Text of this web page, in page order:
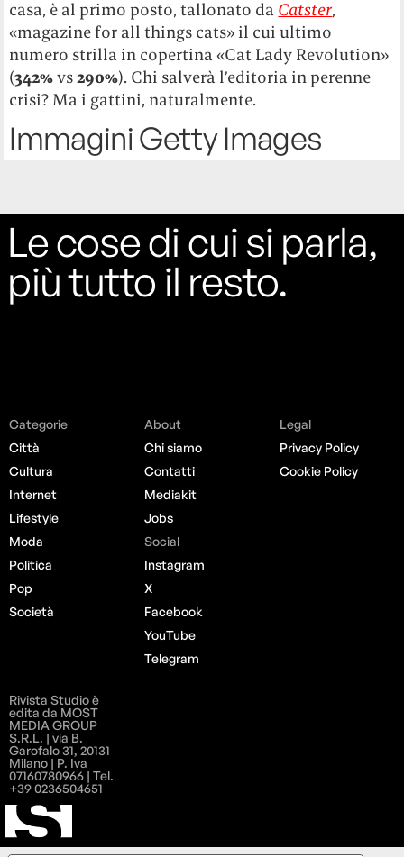
casa, è al primo posto, tallonato da Catster,
«magazine for all things cats» il cui ultimo
numero strilla in copertina «Cat Lady Revolution»
(342%vs290%). Chi salverà l’editoria in perenne
crisi? Ma i gattini, naturalmente.
Immagini Getty Images
Le cose di cui si parla,
più tutto il resto.
Categorie
Città
Cultura
Internet
Lifestyle
Moda
Politica
Pop
Società
About
Chi siamo
Contatti
Mediakit
Jobs
Social
Instagram
X
Facebook
YouTube
Telegram
Legal
Privacy Policy
Cookie Policy
Rivista Studio è
edita da MOST
MEDIA GROUP
S.R.L. | via B.
Garofalo 31, 20131
Milano | P. Iva
07160780966 | Tel.
+39 0236504651